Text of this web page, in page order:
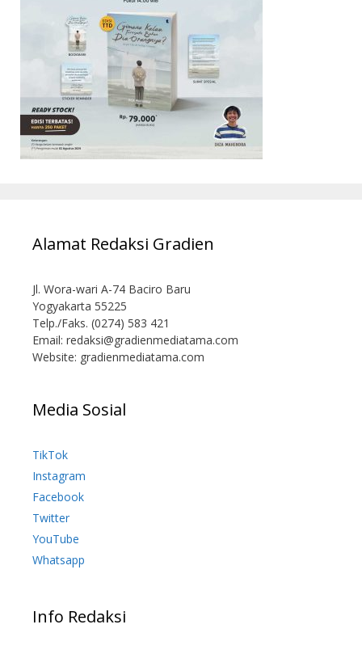
Alamat Redaksi Gradien
Jl. Wora-wari A-74 Baciro Baru
Yogyakarta 55225
Telp./Faks. (0274) 583 421
Email: redaksi@gradienmediatama.com
Website: gradienmediatama.com
Media Sosial
TikTok
Instagram
Facebook
Twitter
YouTube
Whatsapp
Info Redaksi